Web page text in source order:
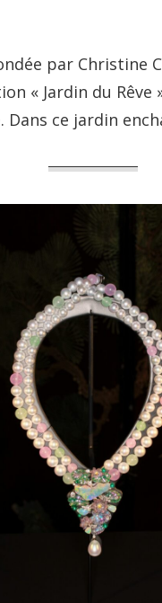
par Christine
« Jardin du
Dans ce jardin